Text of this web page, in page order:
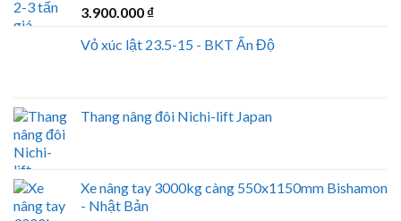
3.900.000 ₫
Vỏ xúc lật 23.5-15 - BKT Ấn Độ
Thang nâng đôi Nichi-lift Japan
Xe nâng tay 3000kg càng 550x1150mm Bishamon
- Nhật Bản